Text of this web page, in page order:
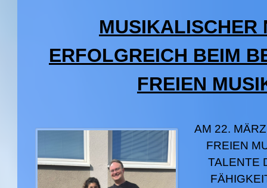
MUSIKALISCHER
ERFOLGREICH BEIM
FREIEN
AM 22.
FREIEN
TALENTE